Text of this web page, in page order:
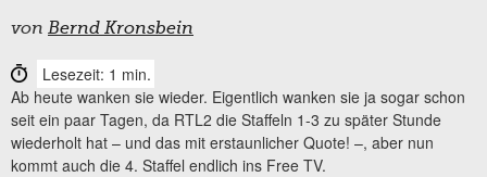
von Bernd Kronsbein
Lesezeit: 1 min.
Ab heute wanken sie wieder. Eigentlich wanken sie ja sogar schon
seit ein paar Tagen, da RTL2 die Staffeln 1-3 zu später Stunde
wiederholt hat – und das mit erstaunlicher Quote! –, aber nun
kommt auch die 4. Staffel endlich ins Free TV.